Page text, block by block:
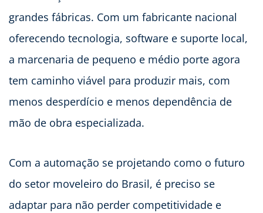
grandes fábricas. Com um fabricante nacional
oferecendo tecnologia, software e suporte local,
a marcenaria de pequeno e médio porte agora
tem caminho viável para produzir mais, com
menos desperdício e menos dependência de
mão de obra especializada.
Com a automação se projetando como o futuro
do setor moveleiro do Brasil, é preciso se
adaptar para não perder competitividade e